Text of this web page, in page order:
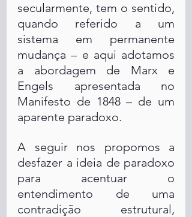
secularmente, tem o sentido,
quando referido a um
sistema em permanente
mudança – e aqui adotamos
a abordagem de Marx e
Engels apresentada no
Manifesto de 1848 – de um
aparente paradoxo.
A seguir nos propomos a
desfazer a ideia de paradoxo
para acentuar o
entendimento de uma
contradição estrutural,